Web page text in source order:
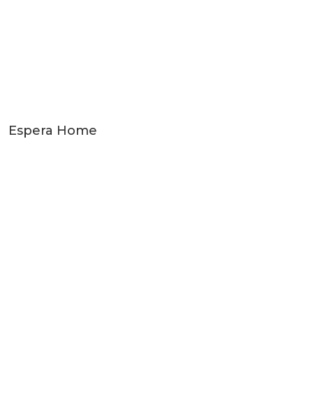
Espera Home